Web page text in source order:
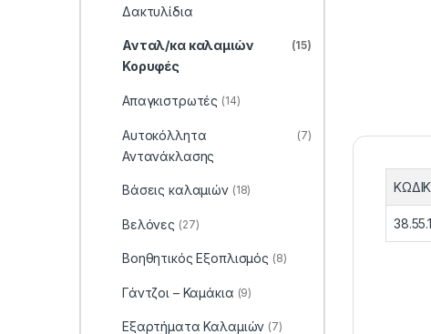
Δακτυλίδια
Ανταλ/κα καλαμιών
Κορυφές
(15)
Απαγκιστρωτές (14)
Αυτοκόλλητα
Αντανάκλασης
(7)
Βάσεις καλαμιών (18)
Βελόνες (27)
Βοηθητικός Εξοπλισμός (8)
Γάντζοι – Καμάκια (9)
Εξαρτήματα Καλαμιών (7)